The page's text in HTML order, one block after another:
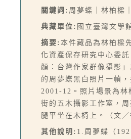
關鍵詞: 周夢蝶｜林柏樑
典藏單位: 國立臺灣文學
摘要: 本件藏品為林柏樑
化資產保存研究中心委
顏：台灣作家群像攝影
的周夢蝶黑白照片一幀
2001-12。照片場景為林
街的五木攝影工作室，
腿平坐在木椅上。（文／
其他說明: 1.周夢蝶（